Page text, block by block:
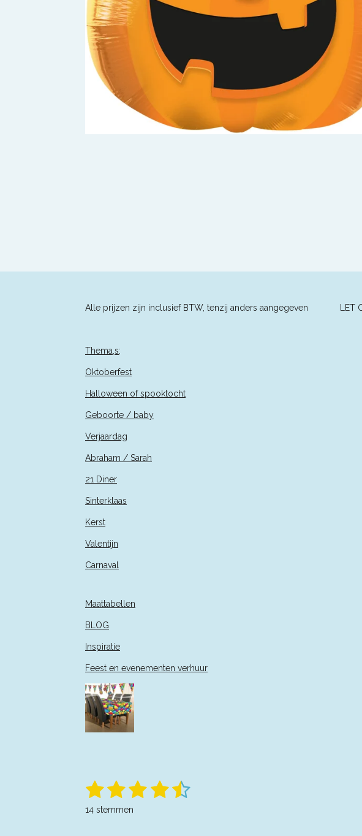
Alle prijzen zijn inclusief BTW, tenzij anders aangegeven LET
Thema,s;
Oktoberfest
Halloween of spooktocht
Geboorte / baby
Verjaardag
Abraham / Sarah
21 Diner
Sinterklaas
Kerst
Valentijn
Carnaval
Maattabellen
BLOG
Inspiratie
Feest en evenementen verhuur
R
t
1
s
2
s
3
s
4 5
S
14 stemmen